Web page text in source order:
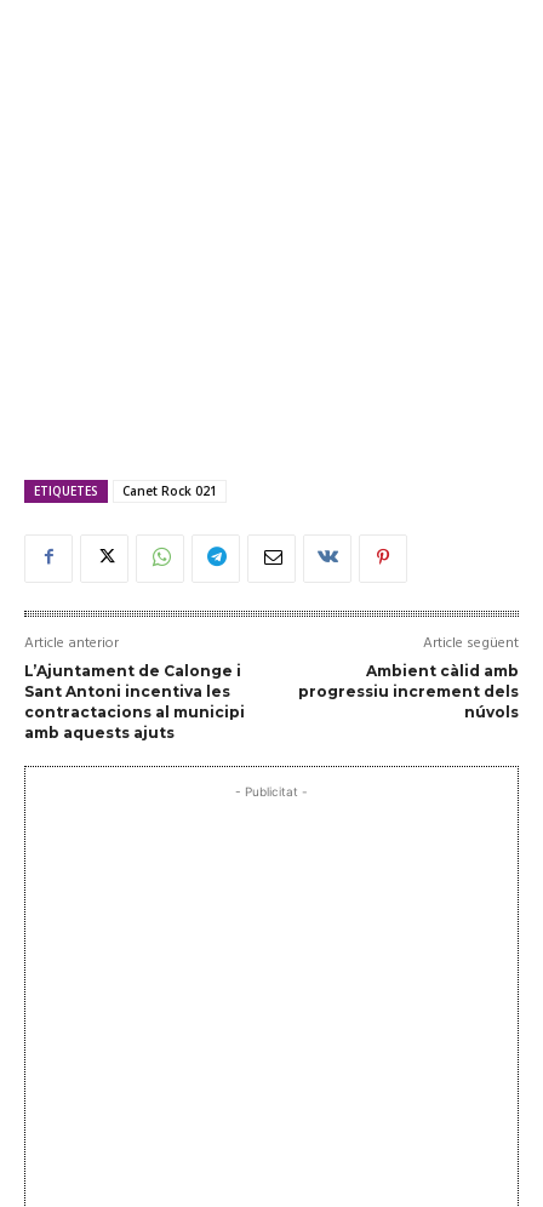
ETIQUETES Canet Rock 021
Article anterior
L’Ajuntament de Calonge i
Sant Antoni incentiva les
contractacions al municipi
amb aquests ajuts
Article següent
Ambient càlid amb
progressiu increment dels
núvols
- Publicitat -